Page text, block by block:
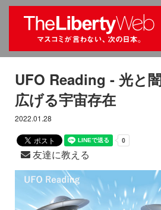
UFO Reading - 光と
広げる宇宙存在
2022.01.28
友達に教える